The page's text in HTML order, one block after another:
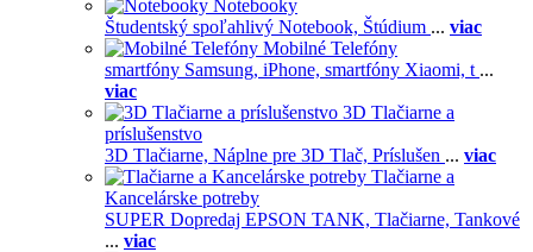
Notebooky
Študentský spoľahlivý Notebook, Štúdium ... viac
Mobilné Telefóny
smartfóny Samsung, iPhone, smartfóny Xiaomi, t ...
viac
3D Tlačiarne a
príslušenstvo
3D Tlačiarne, Náplne pre 3D Tlač, Príslušen ... viac
Tlačiarne a
Kancelárske potreby
SUPER Dopredaj EPSON TANK, Tlačiarne, Tankové
... viac